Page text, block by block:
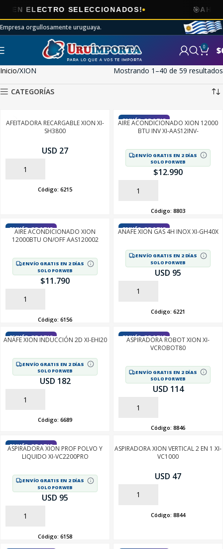
SELECCIONADOS! AHORA
Empresa orgullosamente uruguaya.
0 $
Inicio XION Mostrando 1–40 de 59 resultados
CATEGORÍAS
AFEITADORA RECARGABLE XION XI-
SH3800
USD 27
AÑADIR
Código: 6215
ENVÍO GRATIS
AIRE ACONDICIONADO XION 12000
BTU INV XI-AAS12INV-
ENVÍO GRATIS EN 2 DÍAS
SOLO POR WEB
$12.990
AÑADIR
Código: 8803
ENVÍO GRATIS
AIRE ACONDICIONADO XION
12000BTU ON/OFF AAS120002
ENVÍO GRATIS EN 2 DÍAS
SOLO POR WEB
$11.790
AÑADIR
Código: 6156
ENVÍO GRATIS
ANAFE XION GAS 4H INOX XI-GH40X
ENVÍO GRATIS EN 2 DÍAS
SOLO POR WEB
USD 95
AÑADIR
Código: 6221
ENVÍO GRATIS
ANÁFE XION INDUCCIÓN 2D XI-EHI20
ENVÍO GRATIS EN 2 DÍAS
SOLO POR WEB
USD 182
AÑADIR
Código: 6689
ENVÍO GRATIS
ASPIRADORA ROBOT XION XI-
VCROBOT80
ENVÍO GRATIS EN 2 DÍAS
SOLO POR WEB
USD 114
AÑADIR
Código: 8846
ENVÍO GRATIS
ASPIRADORA XION PROF POLVO Y
LIQUIDO XI-VC2200PRO
ENVÍO GRATIS EN 2 DÍAS
SOLO POR WEB
USD 95
AÑADIR
Código: 6158
ASPIRADORA XION VERTICAL 2 EN 1 XI-
VC1000
USD 47
AÑADIR
Código: 8844